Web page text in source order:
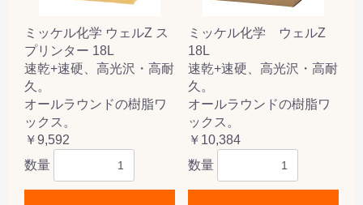
ミッケル化学 ウェルZ ス
プリンター 18L
速乾+速硬、高光沢・高耐
久。
オールラウンドの樹脂ワ
ックス。
￥9,592
数量
ミッケル化学 ウェルZ
18L
速乾+速硬、高光沢・高耐
久。
オールラウンドの樹脂ワ
ックス。
￥10,384
数量